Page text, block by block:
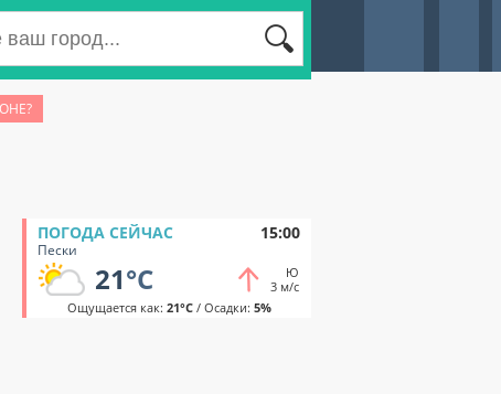
ПОГОДА СЕЙЧАС 15:00
Пески
21°C
Ю
3 м/с
Ощущается как: 21°C/ Осадки: 5%